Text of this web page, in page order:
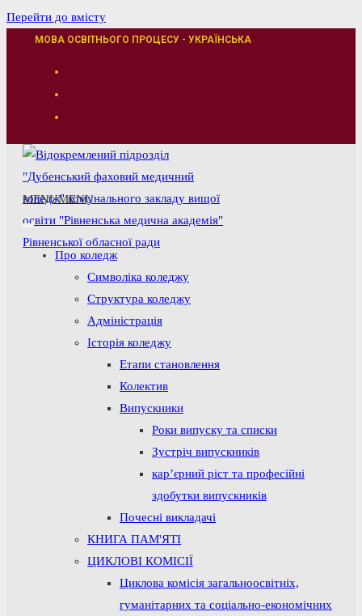
Перейти до вмісту
МОВА ОСВІТНЬОГО ПРОЦЕСУ - УКРАЇНСЬКА
MENUMENU
Про коледж
Символіка коледжу
Структура коледжу
Адміністрація
Історія коледжу
Етапи становлення
Колектив
Випускники
Роки випуску та списки
Зустріч випускників
кар’єрний ріст та професійні
здобутки випускників
Почесні викладачі
КНИГА ПАМ'ЯТІ
ЦИКЛОВІ КОМІСІЇ
Циклова комісія загальноосвітніх,
гуманітарних та соціально-економічних